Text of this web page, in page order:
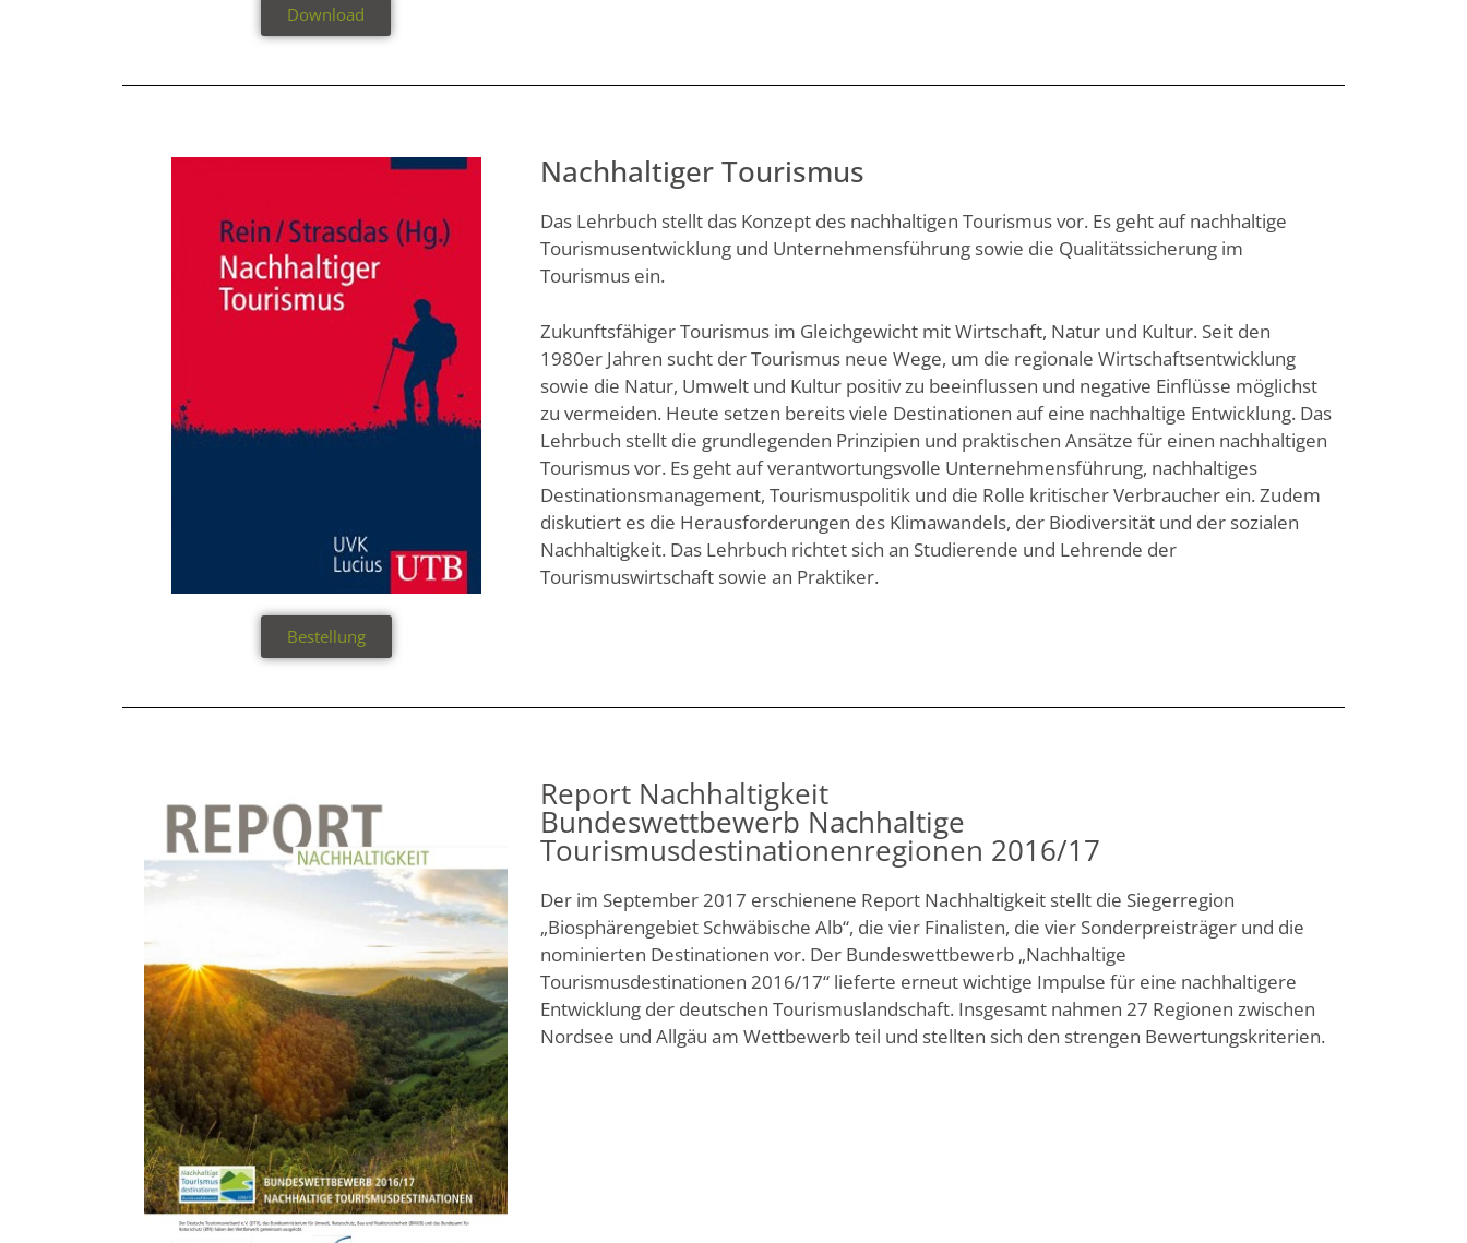
Download
Bestellung
Nachhaltiger Tourismus
Das Lehrbuch stellt das Konzept des nachhaltigen Tourismus vor. Es geht auf nachhaltige
Tourismusentwicklung und Unternehmensführung sowie die Qualitätssicherung im
Tourismus ein.
Zukunftsfähiger Tourismus im Gleichgewicht mit Wirtschaft, Natur und Kultur. Seit den
1980er Jahren sucht der Tourismus neue Wege, um die regionale Wirtschaftsentwicklung
sowie die Natur, Umwelt und Kultur positiv zu beeinflussen und negative Einflüsse möglichst
zu vermeiden. Heute setzen bereits viele Destinationen auf eine nachhaltige Entwicklung. Das
Lehrbuch stellt die grundlegenden Prinzipien und praktischen Ansätze für einen nachhaltigen
Tourismus vor. Es geht auf verantwortungsvolle Unternehmensführung, nachhaltiges
Destinationsmanagement, Tourismuspolitik und die Rolle kritischer Verbraucher ein. Zudem
diskutiert es die Herausforderungen des Klimawandels, der Biodiversität und der sozialen
Nachhaltigkeit. Das Lehrbuch richtet sich an Studierende und Lehrende der
Tourismuswirtschaft sowie an Praktiker.
Report Nachhaltigkeit
Bundeswettbewerb Nachhaltige
Tourismusdestinationenregionen 2016/17
Der im September 2017 erschienene Report Nachhaltigkeit stellt die Siegerregion
„Biosphärengebiet Schwäbische Alb“, die vier Finalisten, die vier Sonderpreisträger und die
nominierten Destinationen vor. Der Bundeswettbewerb „Nachhaltige
Tourismusdestinationen 2016/17“ lieferte erneut wichtige Impulse für eine nachhaltigere
Entwicklung der deutschen Tourismuslandschaft. Insgesamt nahmen 27 Regionen zwischen
Nordsee und Allgäu am Wettbewerb teil und stellten sich den strengen Bewertungskriterien.